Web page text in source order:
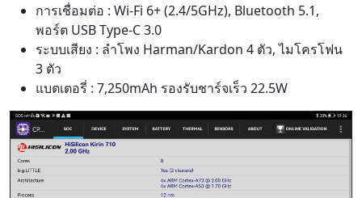
การเชื่อมต่อ : Wi-Fi 6+ (2.4/5GHz), Bluetooth 5.1,
พอร์ต USB Type-C 3.0
ระบบเสียง : ลำโพง Harman/Kardon 4 ตัว, ไมโครโฟน
3 ตัว
แบตเตอรี่ : 7,250mAh รองรับชาร์จเร็ว 22.5W